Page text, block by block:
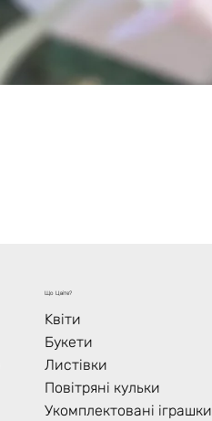
Що Цвіте?
Kвіти
Букети
Листівки
Повітряні кульки
Укомплектовані іграшки